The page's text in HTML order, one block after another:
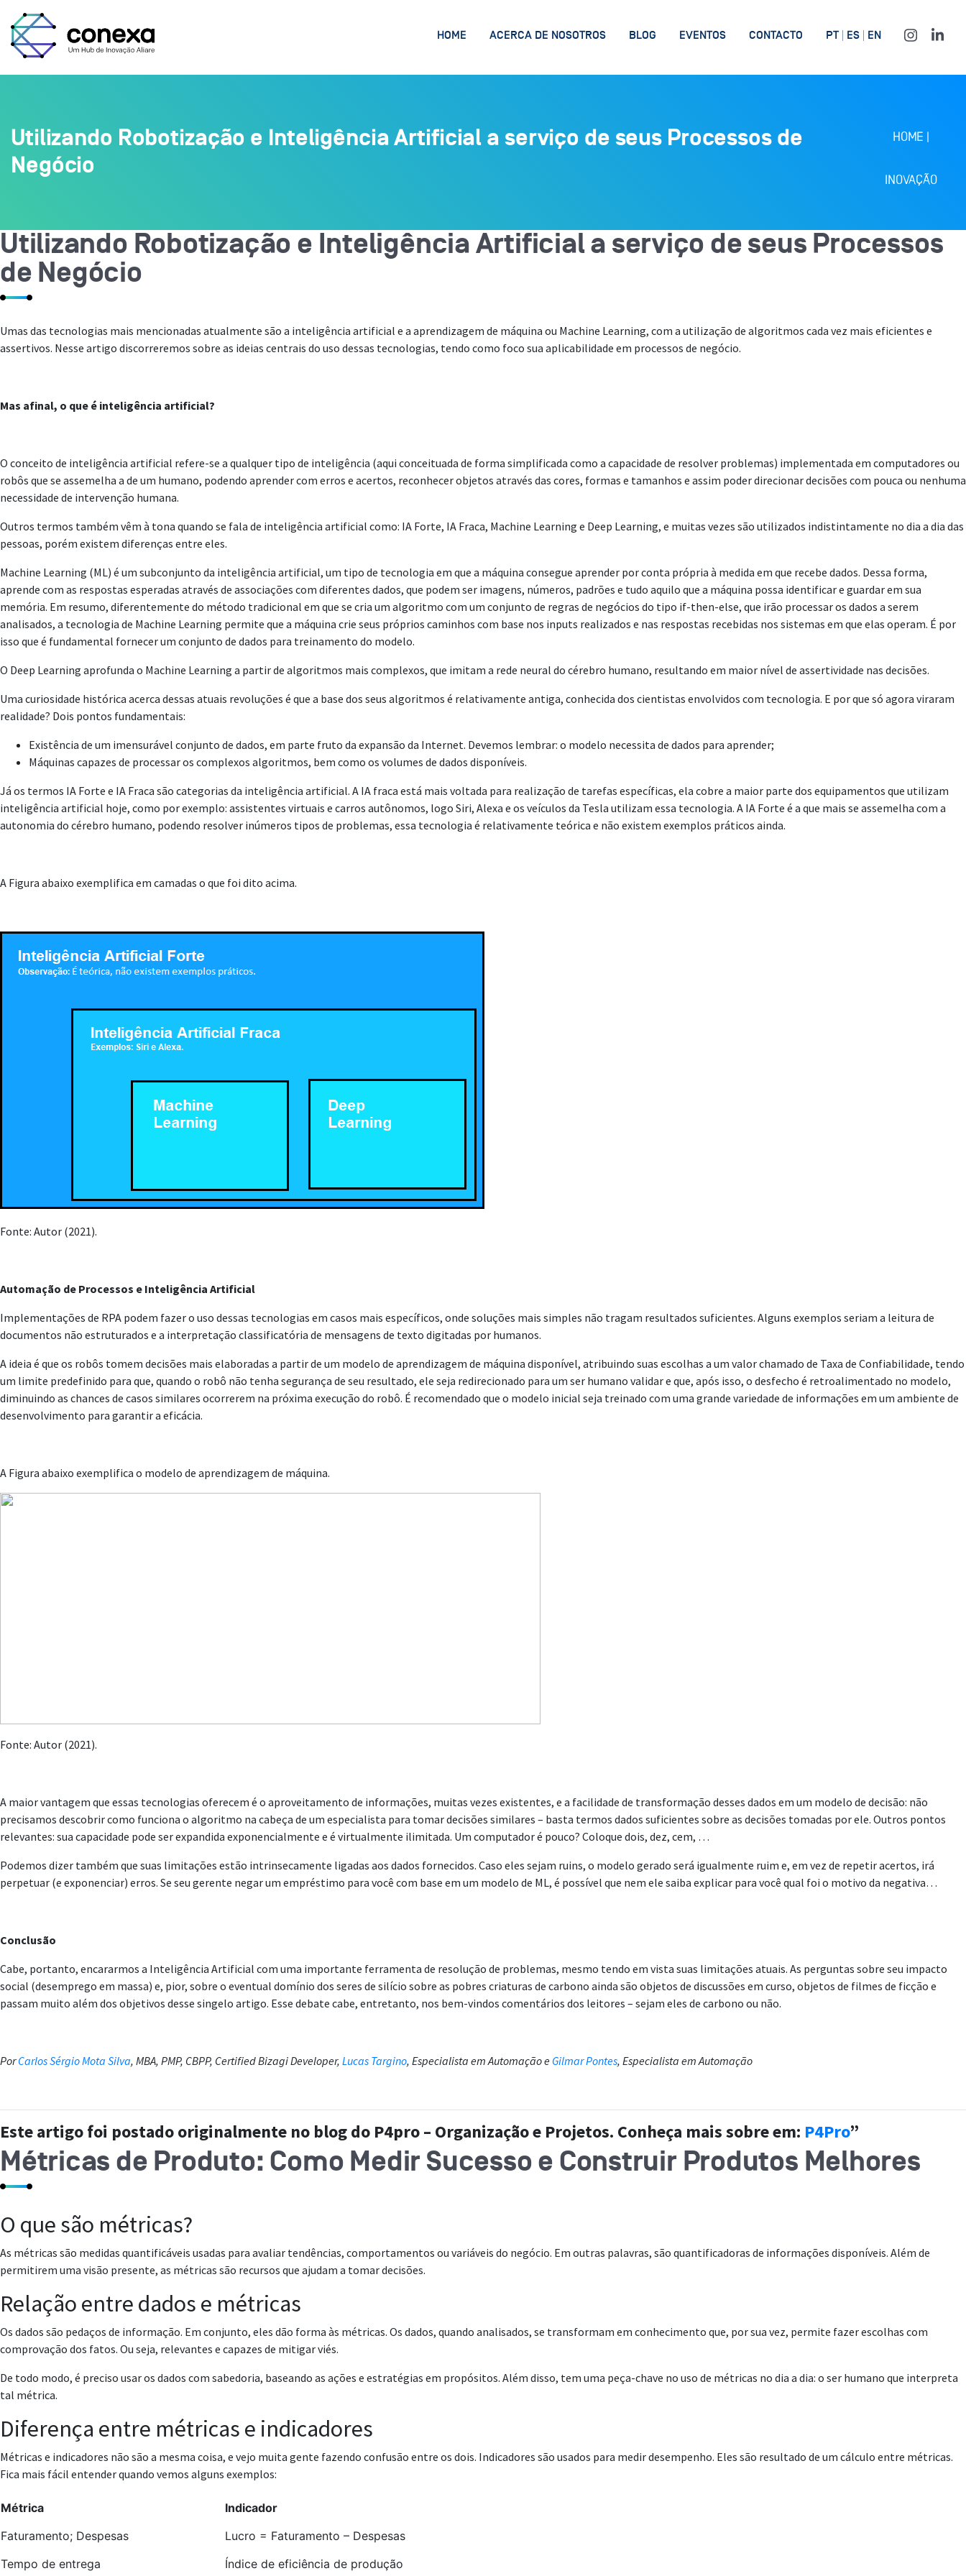
HOME ACERCA DE NOSOTROS BLOG EVENTOS CONTACTO PT ES EN
Utilizando Robotização e Inteligência Artificial a serviço de seus Processos de
Negócio
HOME |
INOVAÇÃO
Utilizando Robotização e Inteligência Artificial a serviço de seus Processos
de Negócio
Umas das tecnologias mais mencionadas atualmente são a inteligência artificial e a aprendizagem de máquina ou Machine Learning, com a utilização de algoritmos cada vez mais eficientes e
assertivos. Nesse artigo discorreremos sobre as ideias centrais do uso dessas tecnologias, tendo como foco sua aplicabilidade em processos de negócio.
Mas afinal, o que é inteligência artificial?
O conceito de inteligência artificial refere-se a qualquer tipo de inteligência (aqui conceituada de forma simplificada como a capacidade de resolver problemas) implementada em computadores ou
robôs que se assemelha a de um humano, podendo aprender com erros e acertos, reconhecer objetos através das cores, formas e tamanhos e assim poder direcionar decisões com pouca ou nenhuma
necessidade de intervenção humana.
Outros termos também vêm à tona quando se fala de inteligência artificial como: IA Forte, IA Fraca, Machine Learning e Deep Learning, e muitas vezes são utilizados indistintamente no dia a dia das
pessoas, porém existem diferenças entre eles.
Machine Learning (ML) é um subconjunto da inteligência artificial, um tipo de tecnologia em que a máquina consegue aprender por conta própria à medida em que recebe dados. Dessa forma,
aprende com as respostas esperadas através de associações com diferentes dados, que podem ser imagens, números, padrões e tudo aquilo que a máquina possa identificar e guardar em sua
memória. Em resumo, diferentemente do método tradicional em que se cria um algoritmo com um conjunto de regras de negócios do tipo if-then-else, que irão processar os dados a serem
analisados, a tecnologia de Machine Learning permite que a máquina crie seus próprios caminhos com base nos inputs realizados e nas respostas recebidas nos sistemas em que elas operam. É por
isso que é fundamental fornecer um conjunto de dados para treinamento do modelo.
O Deep Learning aprofunda o Machine Learning a partir de algoritmos mais complexos, que imitam a rede neural do cérebro humano, resultando em maior nível de assertividade nas decisões.
Uma curiosidade histórica acerca dessas atuais revoluções é que a base dos seus algoritmos é relativamente antiga, conhecida dos cientistas envolvidos com tecnologia. E por que só agora viraram
realidade? Dois pontos fundamentais:
Existência de um imensurável conjunto de dados, em parte fruto da expansão da Internet. Devemos lembrar: o modelo necessita de dados para aprender;
Máquinas capazes de processar os complexos algoritmos, bem como os volumes de dados disponíveis.
Já os termos IA Forte e IA Fraca são categorias da inteligência artificial. A IA fraca está mais voltada para realização de tarefas específicas, ela cobre a maior parte dos equipamentos que utilizam
inteligência artificial hoje, como por exemplo: assistentes virtuais e carros autônomos, logo Siri, Alexa e os veículos da Tesla utilizam essa tecnologia. A IA Forte é a que mais se assemelha com a
autonomia do cérebro humano, podendo resolver inúmeros tipos de problemas, essa tecnologia é relativamente teórica e não existem exemplos práticos ainda.
A Figura abaixo exemplifica em camadas o que foi dito acima.
Fonte: Autor (2021).
Automação de Processos e Inteligência Artificial
Implementações de RPA podem fazer o uso dessas tecnologias em casos mais específicos, onde soluções mais simples não tragam resultados suficientes. Alguns exemplos seriam a leitura de
documentos não estruturados e a interpretação classificatória de mensagens de texto digitadas por humanos.
A ideia é que os robôs tomem decisões mais elaboradas a partir de um modelo de aprendizagem de máquina disponível, atribuindo suas escolhas a um valor chamado de Taxa de Confiabilidade, tendo
um limite predefinido para que, quando o robô não tenha segurança de seu resultado, ele seja redirecionado para um ser humano validar e que, após isso, o desfecho é retroalimentado no modelo,
diminuindo as chances de casos similares ocorrerem na próxima execução do robô. É recomendado que o modelo inicial seja treinado com uma grande variedade de informações em um ambiente de
desenvolvimento para garantir a eficácia.
A Figura abaixo exemplifica o modelo de aprendizagem de máquina.
Fonte: Autor (2021).
A maior vantagem que essas tecnologias oferecem é o aproveitamento de informações, muitas vezes existentes, e a facilidade de transformação desses dados em um modelo de decisão: não
precisamos descobrir como funciona o algoritmo na cabeça de um especialista para tomar decisões similares – basta termos dados suficientes sobre as decisões tomadas por ele. Outros pontos
relevantes: sua capacidade pode ser expandida exponencialmente e é virtualmente ilimitada. Um computador é pouco? Coloque dois, dez, cem, …
Podemos dizer também que suas limitações estão intrinsecamente ligadas aos dados fornecidos. Caso eles sejam ruins, o modelo gerado será igualmente ruim e, em vez de repetir acertos, irá
perpetuar (e exponenciar) erros. Se seu gerente negar um empréstimo para você com base em um modelo de ML, é possível que nem ele saiba explicar para você qual foi o motivo da negativa…
Conclusão
Cabe, portanto, encararmos a Inteligência Artificial com uma importante ferramenta de resolução de problemas, mesmo tendo em vista suas limitações atuais. As perguntas sobre seu impacto
social (desemprego em massa) e, pior, sobre o eventual domínio dos seres de silício sobre as pobres criaturas de carbono ainda são objetos de discussões em curso, objetos de filmes de ficção e
passam muito além dos objetivos desse singelo artigo. Esse debate cabe, entretanto, nos bem-vindos comentários dos leitores – sejam eles de carbono ou não.
PorCarlos Sérgio Mota Silva, MBA, PMP, CBPP, Certified Bizagi Developer, Lucas Targino, Especialista em Automação e Gilmar Pontes, Especialista em Automação
Este artigo foi postado originalmente no blog do P4pro – Organização e Projetos. Conheça mais sobre em: P4Pro”
Métricas de Produto: Como Medir Sucesso e Construir Produtos Melhores
O que são métricas?
As métricas são medidas quantificáveis usadas para avaliar tendências, comportamentos ou variáveis do negócio. Em outras palavras, são quantificadoras de informações disponíveis. Além de
permitirem uma visão presente, as métricas são recursos que ajudam a tomar decisões.
Relação entre dados e métricas
Os dados são pedaços de informação. Em conjunto, eles dão forma às métricas. Os dados, quando analisados, se transformam em conhecimento que, por sua vez, permite fazer escolhas com
comprovação dos fatos. Ou seja, relevantes e capazes de mitigar viés.
De todo modo, é preciso usar os dados com sabedoria, baseando as ações e estratégias em propósitos. Além disso, tem uma peça-chave no uso de métricas no dia a dia: o ser humano que interpreta
tal métrica.
Diferença entre métricas e indicadores
Métricas e indicadores não são a mesma coisa, e vejo muita gente fazendo confusão entre os dois. Indicadores são usados para medir desempenho. Eles são resultado de um cálculo entre métricas.
Fica mais fácil entender quando vemos alguns exemplos:
Métrica
Indicador
Faturamento; Despesas
Lucro = Faturamento – Despesas
Tempo de entrega
Índice de eficiência de produção